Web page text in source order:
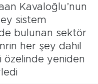
Kavaloğlu’nun
sistem
bulunan sektör
her şey dahil
özelinde yeniden